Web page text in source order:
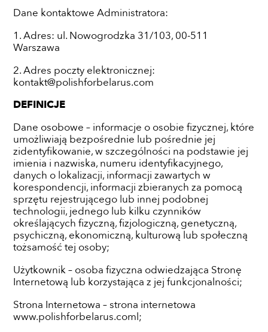
Dane kontaktowe Administratora:
1. Adres: ul. Nowogrodzka 31/103, 00-511
Warszawa
2. Adres poczty elektronicznej:
kontakt@polishforbelarus.com
DEFINICJE
Dane osobowe – informacje o osobie fizycznej, które
umożliwiają bezpośrednie lub pośrednie jej
zidentyfikowanie, w szczególności na podstawie jej
imienia i nazwiska, numeru identyfikacyjnego,
danych o lokalizacji, informacji zawartych w
korespondencji, informacji zbieranych za pomocą
sprzętu rejestrującego lub innej podobnej
technologii, jednego lub kilku czynników
określających fizyczną, fizjologiczną, genetyczną,
psychiczną, ekonomiczną, kulturową lub społeczną
tożsamość tej osoby;
Użytkownik – osoba fizyczna odwiedzająca Stronę
Internetową lub korzystająca z jej funkcjonalności;
Strona Internetowa – strona internetowa
www.polishforbelarus.coml;